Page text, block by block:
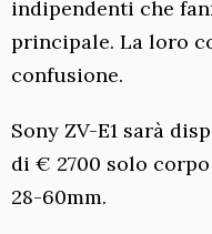
indipendenti che
principale. La loro
confusione.
Sony ZV-E1 sarà
di € 2700 solo
28-60mm.